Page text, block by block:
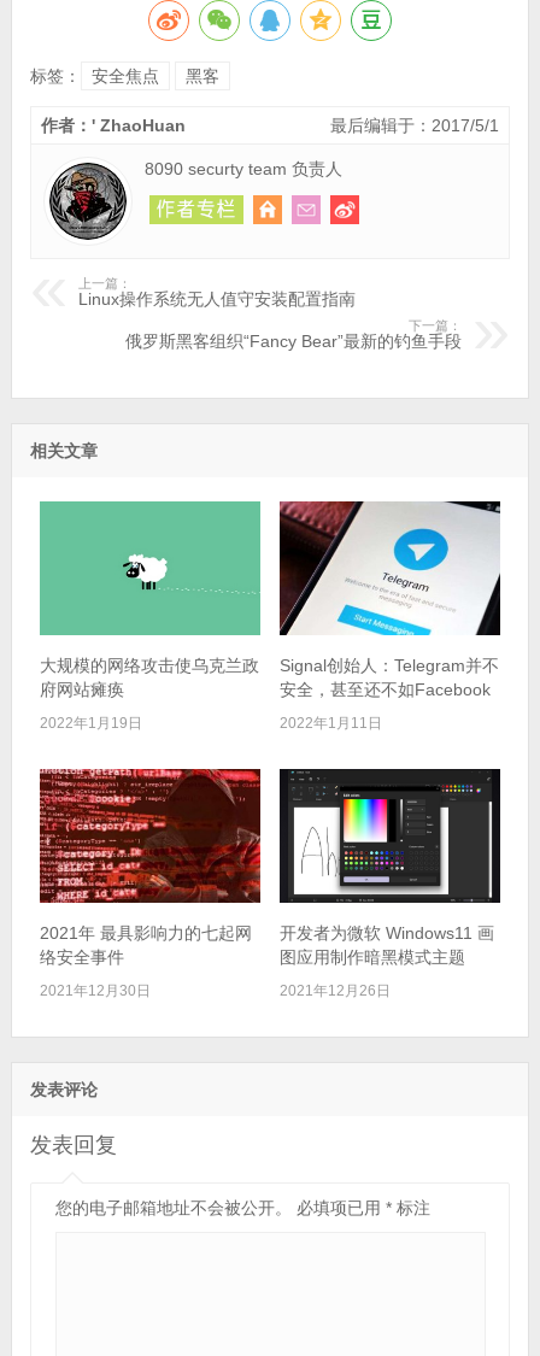
标签： 安全焦点 黑客
最后编辑于：2017/5/1
作者：' ZhaoHuan
8090 securty team 负责人
上一篇：
Linux操作系统无人值守安装配置指南
下一篇：
俄罗斯黑客组织“Fancy Bear”最新的钓鱼手段
相关文章
大规模的网络攻击使乌克兰政
府网站瘫痪
2022年1月19日
Signal创始人：Telegram并不
安全，甚至还不如Facebook
2022年1月11日
2021年 最具影响力的七起网
络安全事件
2021年12月30日
开发者为微软 Windows11 画
图应用制作暗黑模式主题
2021年12月26日
发表评论
发表回复
您的电子邮箱地址不会被公开。 必填项已用 *标注